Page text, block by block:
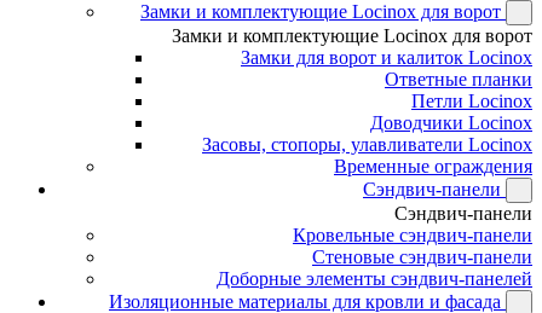
Замки и комплектующие Locinox для ворот
Замки и комплектующие Locinox для ворот
Замки для ворот и калиток Locinox
Ответные планки
Петли Locinox
Доводчики Locinox
Засовы, стопоры, улавливатели Locinox
Временные ограждения
Сэндвич-панели
Сэндвич-панели
Кровельные сэндвич-панели
Стеновые сэндвич-панели
Доборные элементы сэндвич-панелей
Изоляционные материалы для кровли и фасада